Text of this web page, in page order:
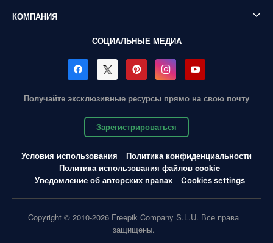
КОМПАНИЯ
СОЦИАЛЬНЫЕ МЕДИА
Получайте эксклюзивные ресурсы прямо на свою почту
Зарегистрироваться
Условия использования
Политика конфиденциальности
Политика использования файлов cookie
Уведомление об авторских правах
Cookies settings
Copyright © 2010-2026 Freepik Company S.L.U. Все права
защищены.